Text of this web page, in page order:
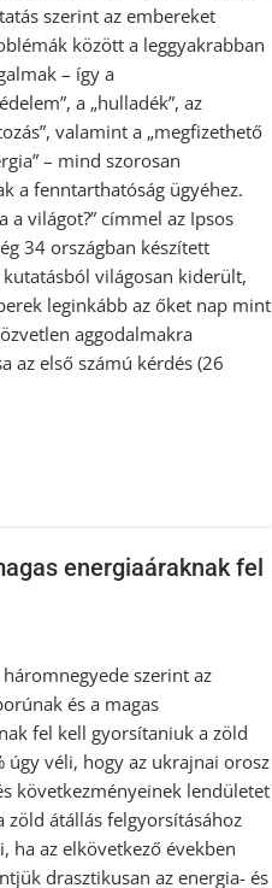
szerint az embereket
között a leggyakrabban
– így a
a „hulladék”, az
valamint a „megfizethető
– mind szorosan
a fenntarthatóság ügyéhez.
a világot?” címmel az Ipsos
34 országban készített
világosan kiderült,
leginkább az őket nap mint
aggodalmakra
az első számú kérdés (26
energiaáraknak fel
szerint az
és a magas
fel kell gyorsítaniuk a zöld
úgy véli, hogy az ukrajnai orosz
következményeinek lendületet
zöld átállás felgyorsításához
ha az elkövetkező években
drasztikusan az energia- és